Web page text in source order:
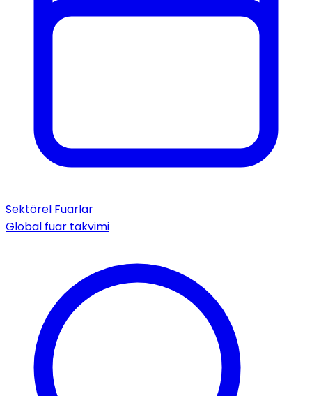
Sektörel Fuarlar
Global fuar takvimi